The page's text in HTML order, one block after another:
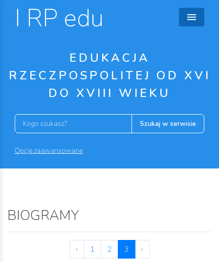
I RP edu
EDUKACJA
RZECZPOSPOLITEJ OD XVI
DO XVIII WIEKU
Szukaj w serwisie
Opcje zaawansowane
BIOGRAMY
‹ 1 2 3 ›